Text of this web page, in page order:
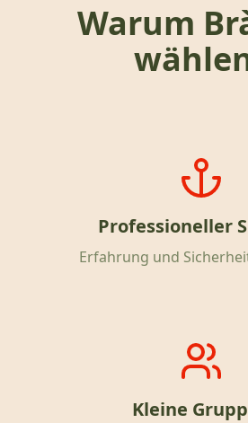
Warum
Professioneller
Erfahrung und
Kleine